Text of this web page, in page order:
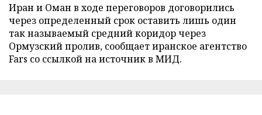
Иран и Оман в ходе переговоров договорились
через определенный срок оставить лишь один
так называемый средний коридор через
Ормузский пролив, сообщает иранское агентство
Fars со ссылкой на источник в МИД.